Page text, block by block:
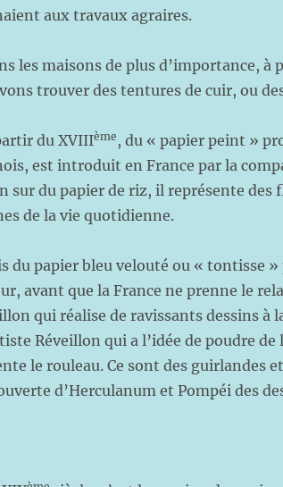
aux travaux agraires.
les maisons de plus d’importance, à
trouver des tentures de cuir, ou
du XVIIIème , du « papier peint »
est introduit en France par la
sur du papier de riz, il représente des
de la vie quotidienne.
du papier bleu velouté ou « tontisse
avant que la France ne prenne le
qui réalise de ravissants dessins à
Réveillon qui a l’idée de poudre
le rouleau. Ce sont des guirlandes
d’Herculanum et Pompéi des